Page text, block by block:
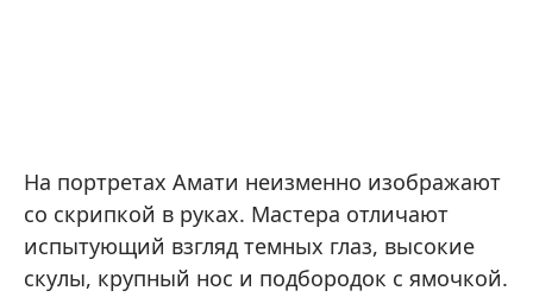
На портретах Амати неизменно изображают
со скрипкой в руках. Мастера отличают
испытующий взгляд темных глаз, высокие
скулы, крупный нос и подбородок с ямочкой.